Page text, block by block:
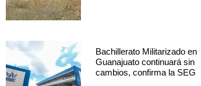
Bachillerato Militarizado en
Guanajuato continuará sin
cambios, confirma la SEG